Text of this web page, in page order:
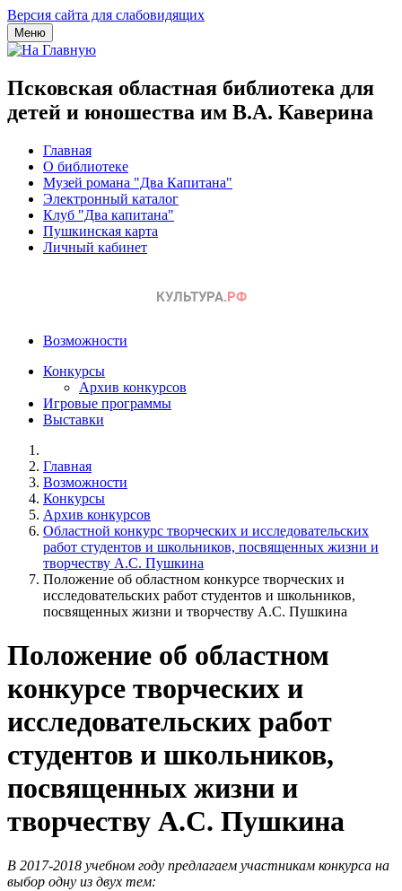
Версия сайта для слабовидящих
Меню
Псковская областная библиотека для
детей и юношества им В.А. Каверина
Главная
О библиотеке
Музей романа "Два Капитана"
Электронный каталог
Клуб "Два капитана"
Пушкинская карта
Личный кабинет
Возможности
Конкурсы
Архив конкурсов
Игровые программы
Выставки
Главная
Возможности
Конкурсы
Архив конкурсов
Областной конкурс творческих и исследовательских
работ студентов и школьников, посвященных жизни и
творчеству А.С. Пушкина
Положение об областном конкурсе творческих и
исследовательских работ студентов и школьников,
посвященных жизни и творчеству А.С. Пушкина
Положение об областном
конкурсе творческих и
исследовательских работ
студентов и школьников,
посвященных жизни и
творчеству А.С. Пушкина
В 2017-2018 учебном году предлагаем участникам конкурса на
выбор одну из двух тем: